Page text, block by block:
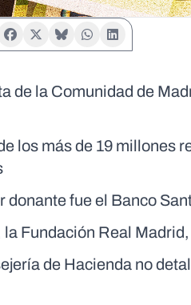
de la Comunidad de
los más de 19 millones
donante fue el Banco
la Fundación Real
de Hacienda no